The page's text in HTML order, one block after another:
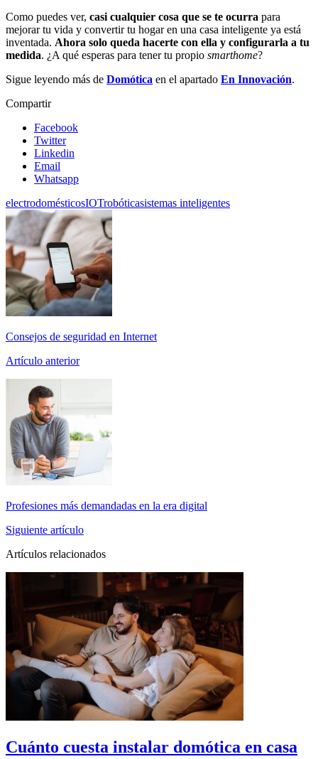
Como puedes ver, casi cualquier cosa que se te ocurra para
mejorar tu vida y convertir tu hogar en una casa inteligente ya está
inventada. Ahora solo queda hacerte con ella y configurarla a tu
medida. ¿A qué esperas para tener tu propio smarthome?
Sigue leyendo más de Domótica en el apartado En Innovación.
Compartir
Facebook
Twitter
Linkedin
Email
Whatsapp
electrodomésticosIOTrobóticasistemas inteligentes
Consejos de seguridad en Internet
Artículo anterior
Profesiones más demandadas en la era digital
Siguiente artículo
Artículos relacionados
Cuánto cuesta instalar domótica en casa